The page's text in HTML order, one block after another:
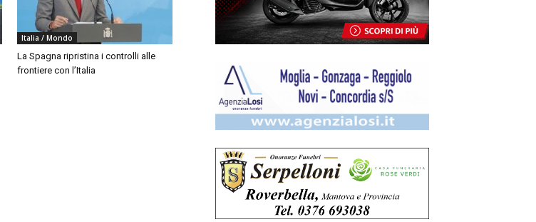
Italia / Mondo
La Spagna ripristina i controlli alle
frontiere con l’Italia